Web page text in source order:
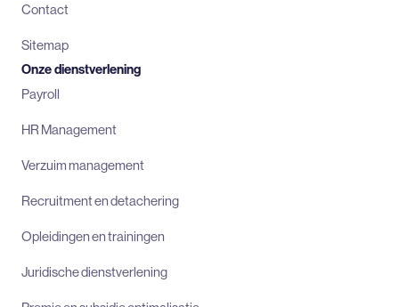
Contact
Sitemap
Onze dienstverlening
Payroll
HR Management
Verzuim management
Recruitment en detachering
Opleidingen en trainingen
Juridische dienstverlening